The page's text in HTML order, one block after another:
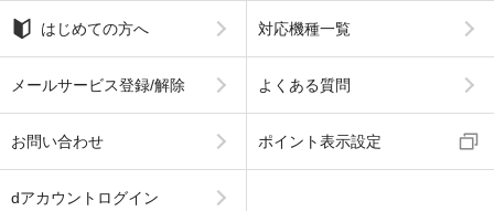
はじめての方へ 対応機種一覧
メールサービス登録/解除 よくある質問
お問い合わせ ポイント表示設定
dアカウントログイン